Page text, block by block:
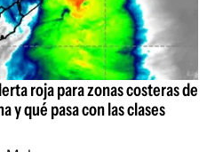
roja para zonas costeras de
y qué pasa con las clases